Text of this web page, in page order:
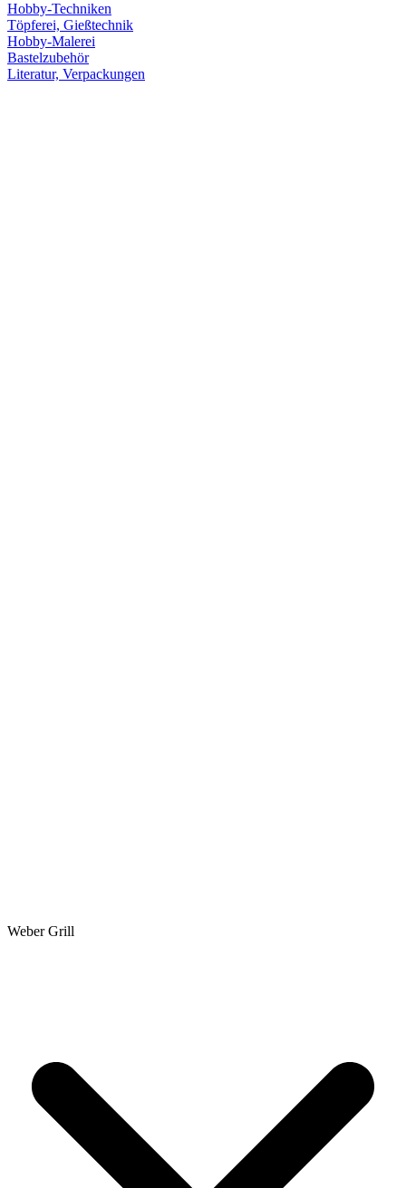
Hobby-Techniken
Töpferei, Gießtechnik
Hobby-Malerei
Bastelzubehör
Literatur, Verpackungen
Weber Grill